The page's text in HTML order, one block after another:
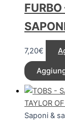
7,20€
TAYLOR
Saponi &